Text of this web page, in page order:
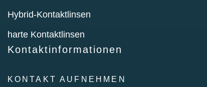
Hybrid-Kontaktlinsen
harte Kontaktlinsen
Kontaktinformationen
KONTAKT AUFNEHMEN